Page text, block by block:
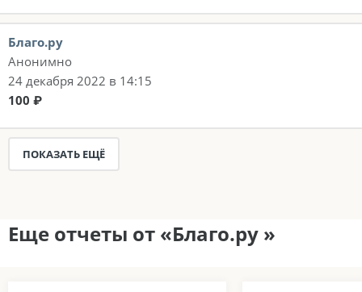
Благо.ру
Анонимно
24 декабря 2022 в 14:15
100 ₽
ПОКАЗАТЬ ЕЩЁ
Еще отчеты от «Благо.ру »